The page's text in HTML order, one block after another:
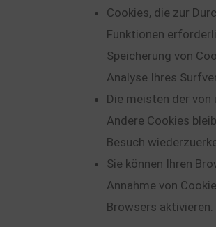
Cookies, die zur
Funktionen
Speicherung von
Analyse Ihres
Die meisten der von
Andere Cookies
Besuch
Sie können Ihren
Annahme von
Browsers